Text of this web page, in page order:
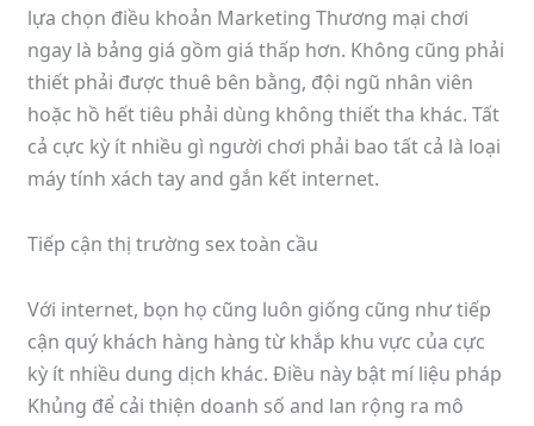
lựa chọn điều khoản Marketing Thương mại chơi
ngay là bảng giá gồm giá thấp hơn. Không cũng phải
thiết phải được thuê bên bằng, đội ngũ nhân viên
hoặc hồ hết tiêu phải dùng không thiết tha khác. Tất
cả cực kỳ ít nhiều gì người chơi phải bao tất cả là loại
máy tính xách tay and gắn kết internet.
Tiếp cận thị trường sex toàn cầu
Với internet, bọn họ cũng luôn giống cũng như tiếp
cận quý khách hàng hàng từ khắp khu vực của cực
kỳ ít nhiều dung dịch khác. Điều này bật mí liệu pháp
Khủng để cải thiện doanh số and lan rộng ra mô